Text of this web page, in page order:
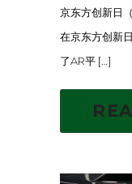
京东方创新日
在京东方创新
了AR平 […]